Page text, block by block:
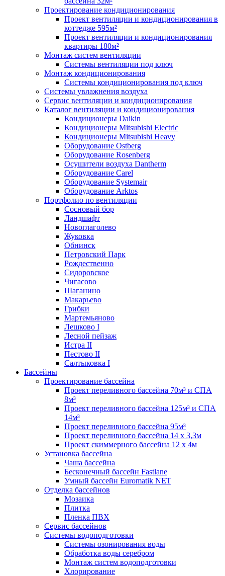
Проектирование кондиционирования
Проект вентиляции и кондиционирования в
коттедже 595м²
Проект вентиляции и кондиционирования
квартиры 180м²
Монтаж систем вентиляции
Системы вентиляции под ключ
Монтаж кондиционирования
Системы кондиционирования под ключ
Системы увлажнения воздуха
Сервис вентиляции и кондиционирования
Каталог вентиляции и кондиционирования
Кондиционеры Daikin
Кондиционеры Mitsubishi Electric
Кондиционеры Mitsubishi Heavy
Оборудование Ostberg
Оборудование Rosenberg
Осушители воздуха Dantherm
Оборудование Carel
Оборудование Systemair
Оборудование Arktos
Портфолио по вентиляции
Сосновый бор
Ландшафт
Новоглаголево
Жуковка
Обнинск
Петровский Парк
Рождественно
Сидоровское
Чигасово
Шаганино
Макарьево
Грибки
Мартемьяново
Лешково I
Лесной пейзаж
Истра II
Пестово II
Салтыковка I
Бассейны
Проектирование бассейна
Проект переливного бассейна 70м³ и СПА
8м³
Проект переливного бассейна 125м³ и СПА
14м³
Проект переливного бассейна 95м³
Проект переливного бассейна 14 х 3,3м
Проект скиммерного бассейна 12 х 4м
Установка бассейна
Чаша бассейна
Бесконечный бассейн Fastlane
Умный бассейн Euromatik NET
Отделка бассейнов
Мозаика
Плитка
Пленка ПВХ
Сервис бассейнов
Системы водоподготовки
Системы озонирования воды
Обработка воды серебром
Монтаж систем водоподготовки
Хлорирование